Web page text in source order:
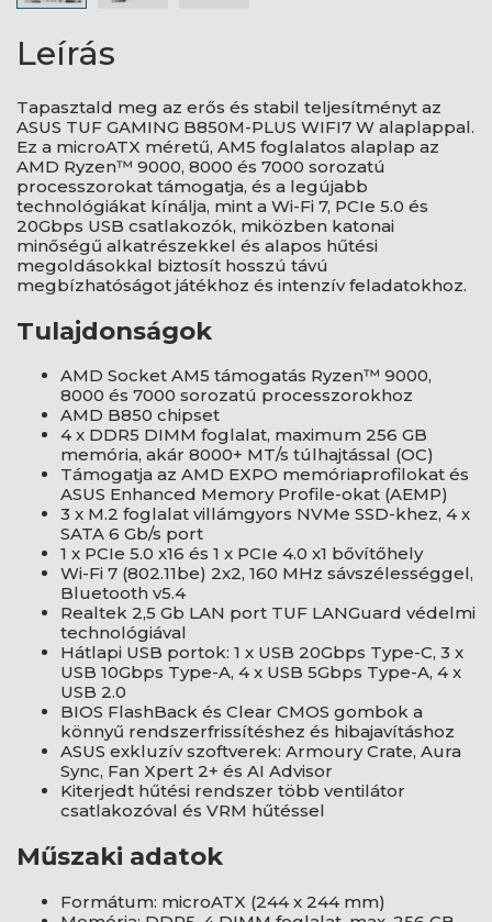
Leírás
Tapasztald meg az erős és stabil teljesítményt az
ASUS TUF GAMING B850M-PLUS WIFI7 W alaplappal.
Ez a microATX méretű, AM5 foglalatos alaplap az
AMD Ryzen™ 9000, 8000 és 7000 sorozatú
processzorokat támogatja, és a legújabb
technológiákat kínálja, mint a Wi-Fi 7, PCIe 5.0 és
20Gbps USB csatlakozók, miközben katonai
minőségű alkatrészekkel és alapos hűtési
megoldásokkal biztosít hosszú távú
megbízhatóságot játékhoz és intenzív feladatokhoz.
Tulajdonságok
AMD Socket AM5 támogatás Ryzen™ 9000,
8000 és 7000 sorozatú processzorokhoz
AMD B850 chipset
4 x DDR5 DIMM foglalat, maximum 256 GB
memória, akár 8000+ MT/s túlhajtással (OC)
Támogatja az AMD EXPO memóriaprofilokat és
ASUS Enhanced Memory Profile-okat (AEMP)
3 x M.2 foglalat villámgyors NVMe SSD-khez, 4 x
SATA 6 Gb/s port
1 x PCIe 5.0 x16 és 1 x PCIe 4.0 x1 bővítőhely
Wi-Fi 7 (802.11be) 2x2, 160 MHz sávszélességgel,
Bluetooth v5.4
Realtek 2,5 Gb LAN port TUF LANGuard védelmi
technológiával
Hátlapi USB portok: 1 x USB 20Gbps Type-C, 3 x
USB 10Gbps Type-A, 4 x USB 5Gbps Type-A, 4 x
USB 2.0
BIOS FlashBack és Clear CMOS gombok a
könnyű rendszerfrissítéshez és hibajavításhoz
ASUS exkluzív szoftverek: Armoury Crate, Aura
Sync, Fan Xpert 2+ és AI Advisor
Kiterjedt hűtési rendszer több ventilátor
csatlakozóval és VRM hűtéssel
Műszaki adatok
Formátum: microATX (244 x 244 mm)